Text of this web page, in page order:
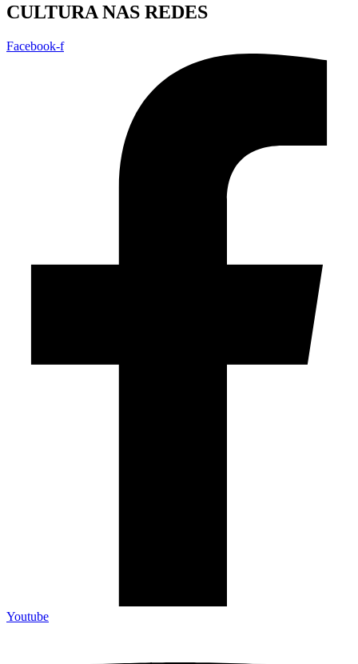
CULTURA NAS REDES
Facebook-f
Youtube